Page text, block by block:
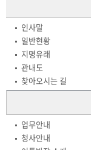
인사말
일반현황
지명유래
관내도
찾아오시는 길
업무안내
청사안내